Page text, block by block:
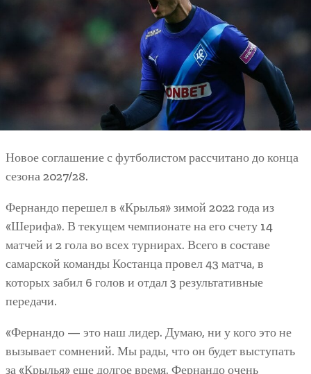
Новое соглашение с футболистом рассчитано до конца
сезона 2027/28.
Фернандо перешел в «Крылья» зимой 2022 года из
«Шерифа». В текущем чемпионате на его счету 14
матчей и 2 гола во всех турнирах. Всего в составе
самарской команды Костанца провел 43 матча, в
которых забил 6 голов и отдал 3 результативные
передачи.
«Фернандо — это наш лидер. Думаю, ни у кого это не
вызывает сомнений. Мы рады, что он будет выступать
за «Крылья» еще долгое время. Фернандо очень